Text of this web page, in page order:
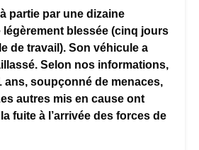
partie par une dizaine
légèrement blessée (cinq jours
de travail). Son véhicule a
Selon nos informations,
ans, soupçonné de menaces,
autres mis en cause ont
fuite à l’arrivée des forces de